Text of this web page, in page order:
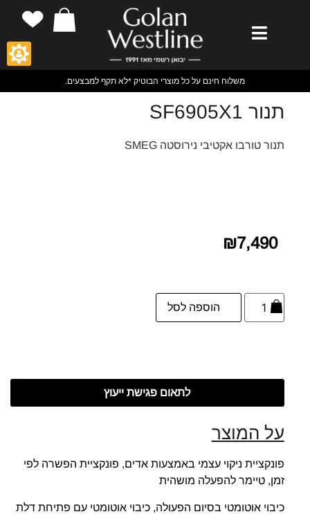
משלוח חינם על כל מוצרי הבוטיק *לא תקף למבצעים.
תנור SF6905X1
תנור טורבו אקטיבי נירוסטה SMEG
₪7,490
הוספה לסל
לתאום פגישת ייעוץ
על המוצר
פונקציית ניקוי עצמי באמצעות אדים, פונקציית הפשרה לפי
זמן, טיימר להפעלה מושהית
כיבוי אוטומטי בסיום הפעולה, כיבוי אוטומטי עם פתיחת דלת